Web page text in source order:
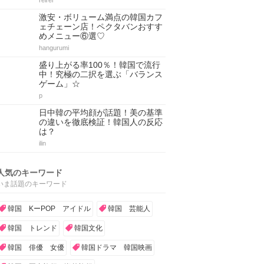
激安・ボリューム満点の韓国カフ
ェチェーン店！ペクタバンおすす
めメニュー⑥選♡
hangurumi
盛り上がる率100％！韓国で流行
中！究極の二択を選ぶ「バランス
ゲーム」☆
p
日中韓の平均顔が話題！美の基準
の違いを徹底検証！韓国人の反応
は？
ilin
気のキーワード
ま話題のキーワード
韓国 KーPOP アイドル 韓国 芸能人
韓国 トレンド 韓国文化
韓国 俳優 女優 韓国ドラマ 韓国映画